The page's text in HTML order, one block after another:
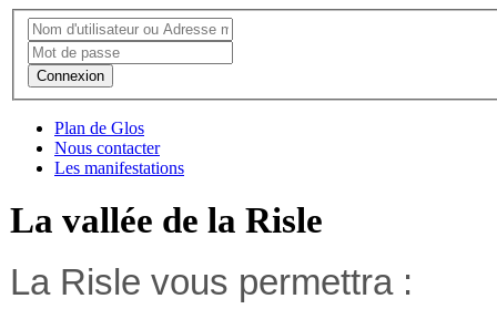
Connexion
Plan de Glos
Nous contacter
Les manifestations
La vallée de la Risle
La Risle vous permettra :